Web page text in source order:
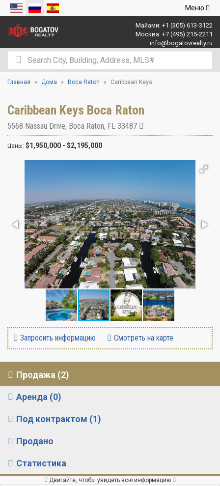
Открыть
Меню
Майами: +1 (305) 613-3122
Москва: +7 (495) 215-2211
info@bogatovrealty.ru
Главная Дома Boca Raton Caribbean Keys
Caribbean Keys Boca Raton
5568 Nassau Drive, Boca Raton, FL 33487
Цены: $1,950,000 - $2,195,000
Запросить информацию Смотреть на карте
Продажа (2)
Аренда (0)
Под контрактом (1)
Продано
Статистика
Двигайте, чтобы увидеть всю информацию